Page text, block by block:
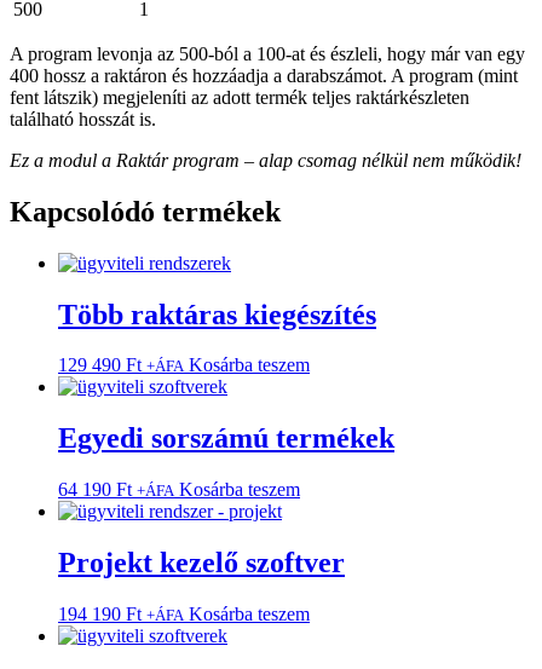
500
1
A program levonja az 500-ból a 100-at és észleli, hogy már van egy
400 hossz a raktáron és hozzáadja a darabszámot. A program (mint
fent látszik) megjeleníti az adott termék teljes raktárkészleten
található hosszát is.
Ez a modul a Raktár program – alap csomag nélkül nem működik!
Kapcsolódó termékek
Több raktáras kiegészítés
129 490 Ft +ÁFA Kosárba teszem
Egyedi sorszámú termékek
64 190 Ft +ÁFA Kosárba teszem
Projekt kezelő szoftver
194 190 Ft +ÁFA Kosárba teszem